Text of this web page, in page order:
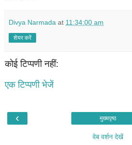
Divya Narmada at 11:34:00 am
शेयर करें
कोई टिप्पणी नहीं:
एक टिप्पणी भेजें
‹ मुख्यपृष्ठ
वेब वर्शन देखें